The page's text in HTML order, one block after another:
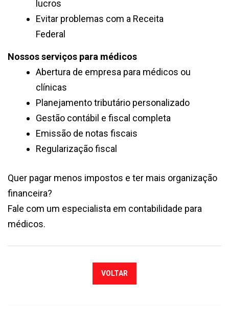
lucros
Evitar problemas com a Receita
Federal
Nossos serviços para médicos
Abertura de empresa para médicos ou
clínicas
Planejamento tributário personalizado
Gestão contábil e fiscal completa
Emissão de notas fiscais
Regularização fiscal
Quer pagar menos impostos e ter mais organização
financeira?
Fale com um especialista em contabilidade para
médicos.
VOLTAR